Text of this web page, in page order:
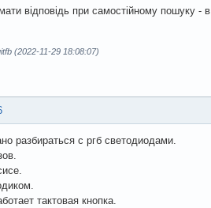
відповідь при самостійному пошуку -
(2022-11-29 18:08:07)
разбираться с ргб светодиодами.
тактовая кнопка.